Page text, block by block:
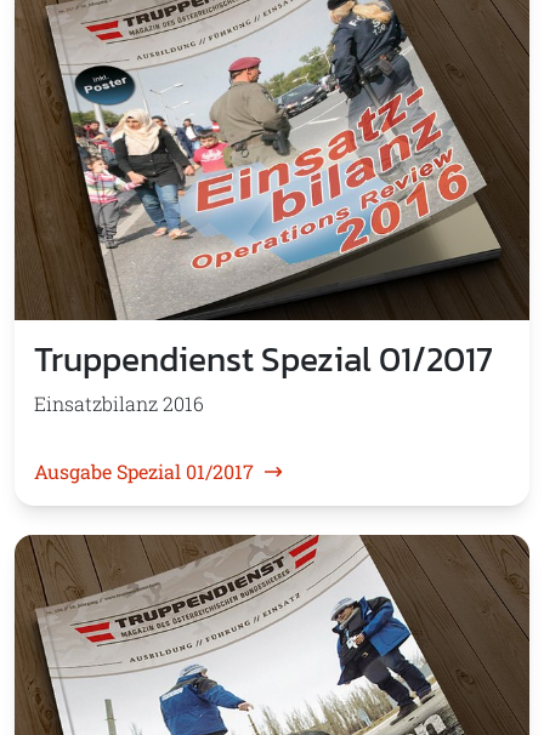
Truppendienst Spezial 01/2017
Einsatzbilanz 2016
Ausgabe Spezial 01/2017